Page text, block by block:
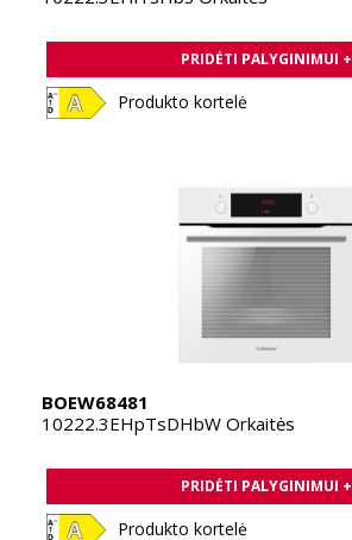
PRIDĖTI PALYGINIMUI +
Produkto kortelė
BOEW68481
10222.3EHpTsDHbW Orkaitės
PRIDĖTI PALYGINIMUI +
Produkto kortelė